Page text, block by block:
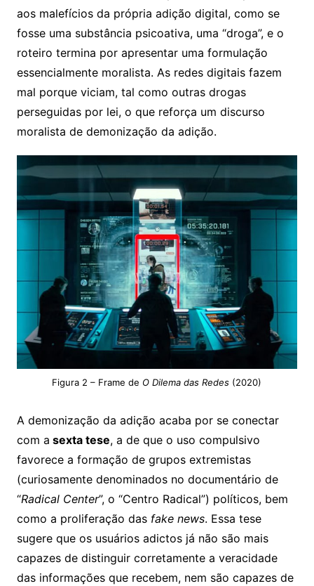
aos malefícios da própria adição digital, como se
fosse uma substância psicoativa, uma “droga”, e o
roteiro termina por apresentar uma formulação
essencialmente moralista. As redes digitais fazem
mal porque viciam, tal como outras drogas
perseguidas por lei, o que reforça um discurso
moralista de demonização da adição.
Figura 2 – Frame de O Dilema das Redes (2020)
A demonização da adição acaba por se conectar
com a sexta tese, a de que o uso compulsivo
favorece a formação de grupos extremistas
(curiosamente denominados no documentário de
“Radical Center”, o “Centro Radical”) políticos, bem
como a proliferação das fake news. Essa tese
sugere que os usuários adictos já não são mais
capazes de distinguir corretamente a veracidade
das informações que recebem, nem são capazes de